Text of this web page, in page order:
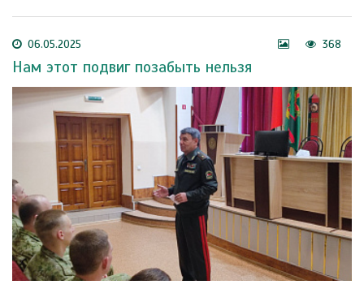
06.05.2025 368
Нам этот подвиг позабыть нельзя